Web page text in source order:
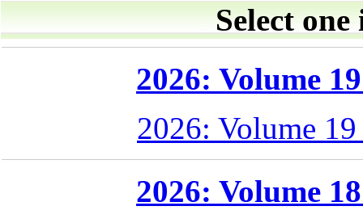
Select one
2026: Volume
2026: Volume
2026: Volume